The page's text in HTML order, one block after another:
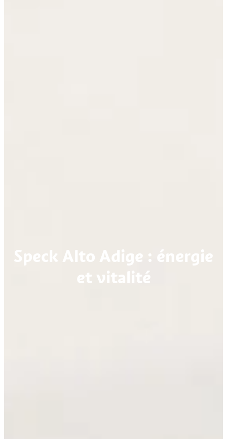
Speck Alto Adige : énergie
et vitalité